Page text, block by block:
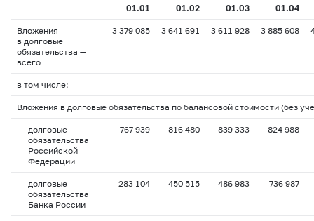
01.01 01.02 01.03 01.04
Вложения
в долговые
обязательства —
всего
3 379 085 3 641 691 3 611 928 3 885 608
в том числе:
Вложения в долговые обязательства по балансовой стоимости (без
долговые
обязательства
Российской
Федерации
767 939 816 480 839 333 824 988
долговые
обязательства
Банка России
283 104 450 515 486 983 736 987